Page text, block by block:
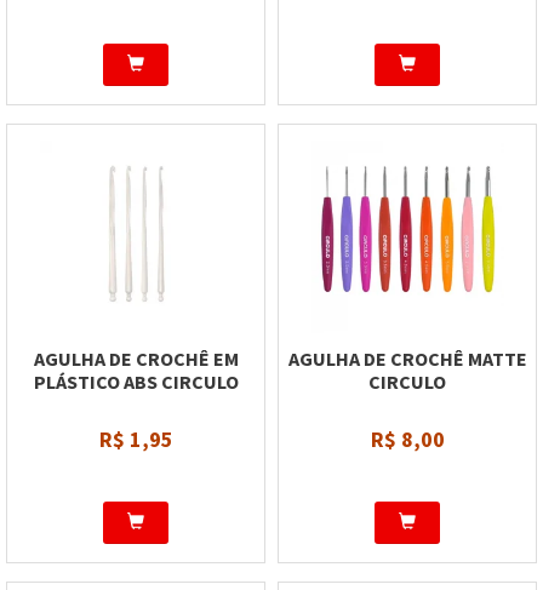
AGULHA DE CROCHÊ EM
PLÁSTICO ABS CIRCULO
R$ 1,95
AGULHA DE CROCHÊ MATTE
CIRCULO
R$ 8,00